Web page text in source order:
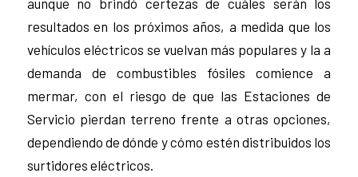
aunque no brindó certezas de cuáles serán los
resultados en los próximos años, a medida que los
vehículos eléctricos se vuelvan más populares y la a
demanda de combustibles fósiles comience a
mermar, con el riesgo de que las Estaciones de
Servicio pierdan terreno frente a otras opciones,
dependiendo de dónde y cómo estén distribuidos los
surtidores eléctricos.